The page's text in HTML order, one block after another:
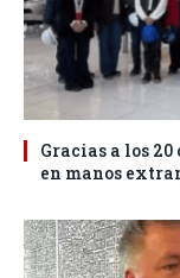
Gracias a los
en manos